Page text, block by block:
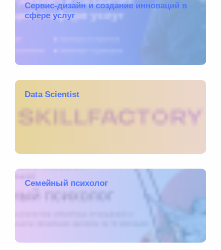
Сервис-дизайн и создание инноваций в
сфере услуг
Data Scientist
Семейный психолог